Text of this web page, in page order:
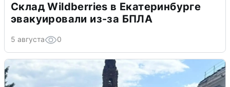
Склад Wildberries в Екатеринбурге
эвакуировали из-за БПЛА
5 августа 0